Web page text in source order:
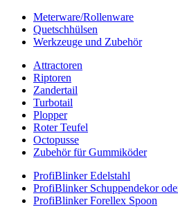
Meterware/Rollenware
Quetschhülsen
Werkzeuge und Zubehör
Attractoren
Riptoren
Zandertail
Turbotail
Plopper
Roter Teufel
Octopusse
Zubehör für Gummiköder
ProfiBlinker Edelstahl
ProfiBlinker Schuppendekor
ProfiBlinker Forellex Spoon